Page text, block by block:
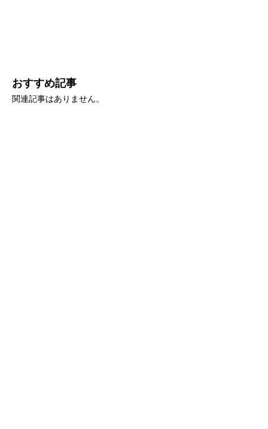
おすすめ記事
関連記事はありません。